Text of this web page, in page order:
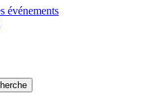
événements